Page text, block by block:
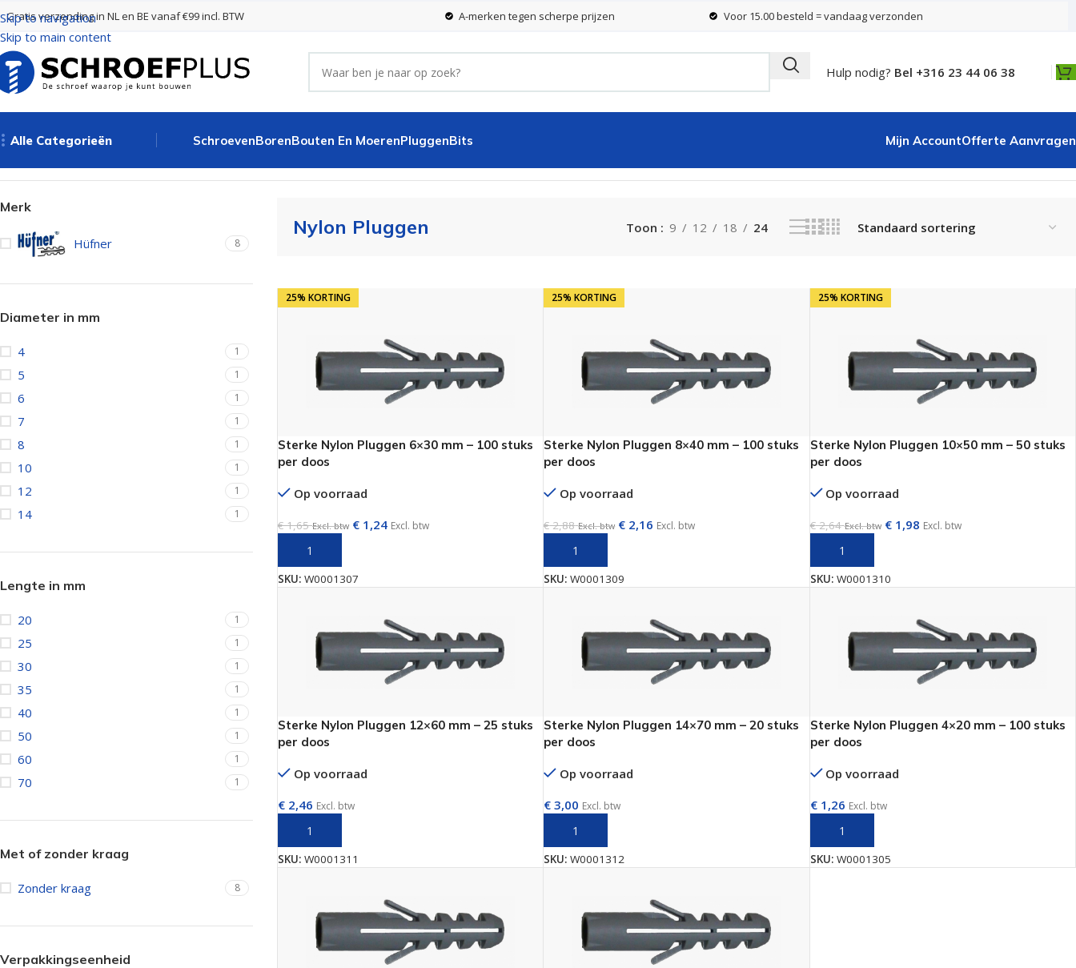
Skip to navigation
Skip to main content
Gratis verzending in NL en BE vanaf €99 incl. BTW A-merken tegen scherpe prijzen Voor 15.00 besteld = vandaag verzonden
Hulp nodig? Bel +316 23 44 06 38
Alle Categorieën
Spaanplaatschroeven verzinkt Torx
Spaanplaatschroeven zwart verzinkt
SPAX Schroeven
Spaanplaatschroeven geel verzinkt
Spengler schroeven
Tellerkopschroeven
SchroevenBorenBouten En MoerenPluggenBits Mijn AccountOfferte Aanvragen
Merk
Hüfner 8
Diameter in mm
4 1
5 1
6 1
7 1
8 1
10 1
12 1
14 1
Lengte in mm
20 1
25 1
30 1
35 1
40 1
50 1
60 1
70 1
Met of zonder kraag
Zonder kraag 8
Verpakkingseenheid
Nylon Pluggen Toon 9 12 18 24
25% KORTING
Sterke Nylon Pluggen 6×30 mm – 100 stuks
per doos
Op voorraad
€1,65 Excl. btw € 1,24 Excl. btw
TOEVOEGEN AAN WINKELWAGEN
SKU: W0001307
25% KORTING
Sterke Nylon Pluggen 8×40 mm – 100 stuks
per doos
Op voorraad
€2,88 Excl. btw € 2,16 Excl. btw
TOEVOEGEN AAN WINKELWAGEN
SKU:W0001309
25% KORTING
Sterke Nylon Pluggen 10×50 mm – 50 stuks
per doos
Op voorraad
€2,64 Excl. btw €1,98 Excl. btw
TOEVOEGEN AAN WINKELWAGEN
SKU: W0001310
Sterke Nylon Pluggen 12×60 mm – 25 stuks
per doos
Op voorraad
€ 2,46 Excl. btw
TOEVOEGEN AAN WINKELWAGEN
SKU: W0001311
Sterke Nylon Pluggen 14×70 mm – 20 stuks
per doos
Op voorraad
€ 3,00 Excl. btw
TOEVOEGEN AAN WINKELWAGEN
SKU:W0001312
Sterke Nylon Pluggen 4×20 mm – 100 stuks
per doos
Op voorraad
€1,26 Excl. btw
TOEVOEGEN AAN WINKELWAGEN
SKU: W0001305